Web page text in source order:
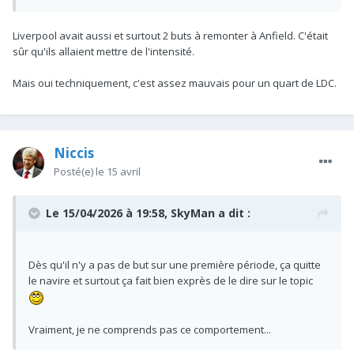
Liverpool avait aussi et surtout 2 buts à remonter à Anfield. C'était
sûr qu'ils allaient mettre de l'intensité.
Mais oui techniquement, c'est assez mauvais pour un quart de LDC.
Niccis
Posté(e) le 15 avril
Le 15/04/2026 à 19:58, SkyMan a dit :
Dès qu'il n'y a pas de but sur une première période, ça quitte
le navire et surtout ça fait bien exprès de le dire sur le topic
Vraiment, je ne comprends pas ce comportement...